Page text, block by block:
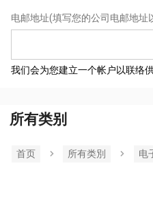
电邮地址(填写您的公司电邮地址
我们会为您建立一个帐户以联络
所有类别
首页 所有类別 电